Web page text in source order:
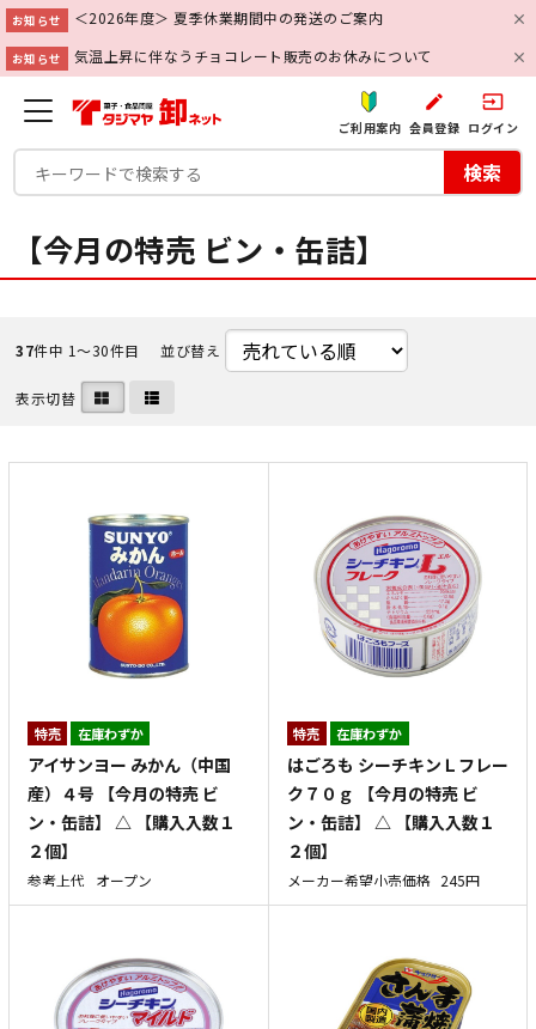
お知らせ ＜2026年度＞ 夏季休業期間中の発送のご案内
お知らせ 気温上昇に伴なうチョコレート販売のお休みについて
ご利用案内
create
会員登録
input
ログイン
検索
【今月の特売 ビン・缶詰】
37件中 1〜30件目 並び替え
表示切替
特売 在庫わずか
アイサンヨー みかん（中国
産）４号 【今月の特売 ビ
ン・缶詰】 △ 【購入入数１
２個】
参考上代 オープン
特売 在庫わずか
はごろも シーチキンＬフレー
ク７０ｇ 【今月の特売 ビ
ン・缶詰】 △ 【購入入数１
２個】
メーカー希望小売価格 245円